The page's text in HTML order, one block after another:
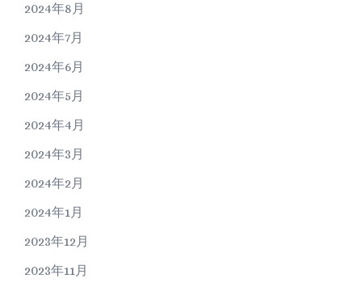
2024年8月
2024年7月
2024年6月
2024年5月
2024年4月
2024年3月
2024年2月
2024年1月
2023年12月
2023年11月